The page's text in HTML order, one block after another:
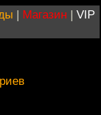
| Магазин | VIP